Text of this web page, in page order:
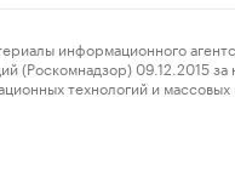
(Роскомнадзор) 09.12.2015
технологий и